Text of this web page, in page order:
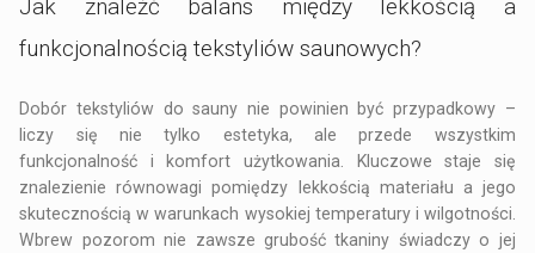
Jak znaleźć balans między lekkością a
funkcjonalnością tekstyliów saunowych?
Dobór tekstyliów do sauny nie powinien być przypadkowy –
liczy się nie tylko estetyka, ale przede wszystkim
funkcjonalność i komfort użytkowania. Kluczowe staje się
znalezienie równowagi pomiędzy lekkością materiału a jego
skutecznością w warunkach wysokiej temperatury i wilgotności.
Wbrew pozorom nie zawsze grubość tkaniny świadczy o jej